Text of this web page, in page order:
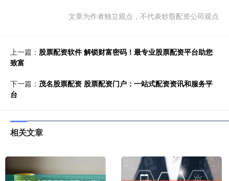
文章为作者独立观点，不代表炒股配资公司观点
上一篇： 股票配资软件 解锁财富密码！最专业股票配资平台助您
致富
下一篇： 茂名股票配资 股票配资门户：一站式配资资讯和服务平
台
相关文章